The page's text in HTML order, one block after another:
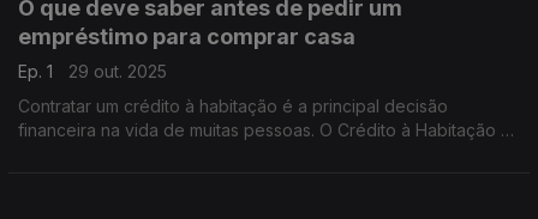
O que deve saber antes de pedir um
empréstimo para comprar casa
Ep. 1
29 out. 2025
Contratar um crédito à habitação é a principal decisão
financeira na vida de muitas pessoas. O Crédito à Habitação é